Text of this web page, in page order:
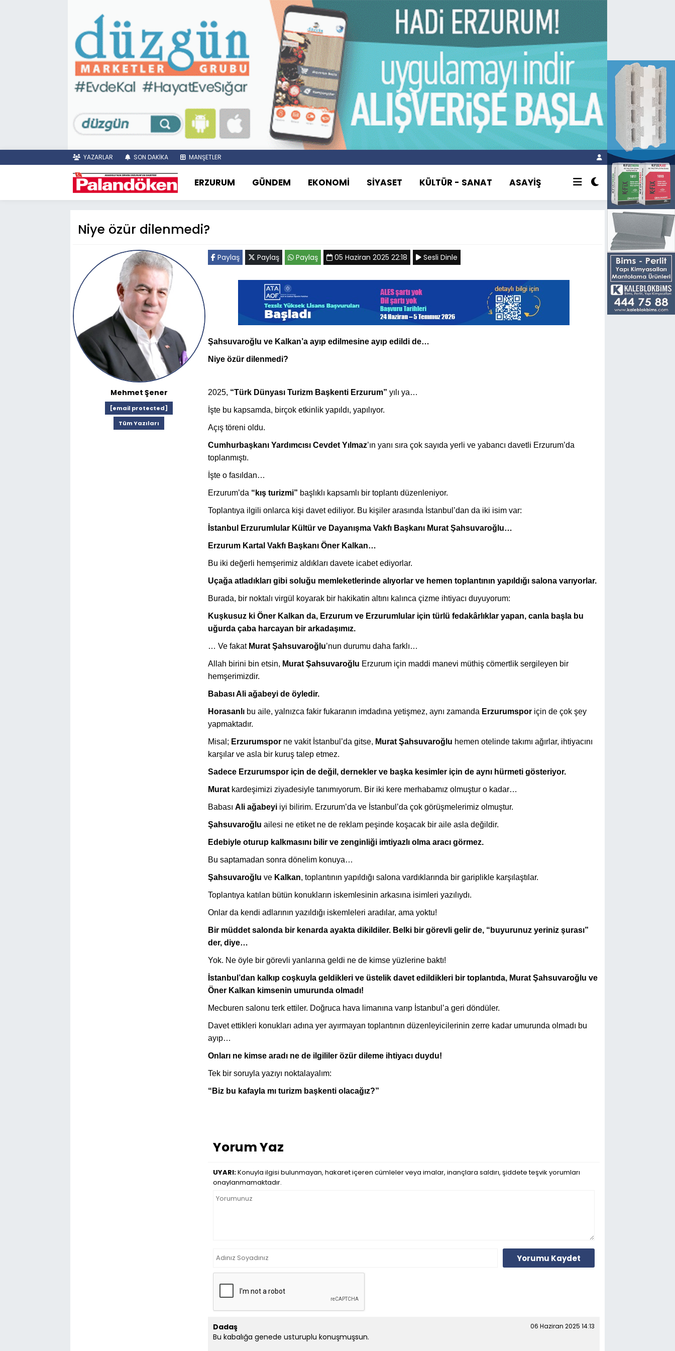
YAZARLAR SON DAKİKA MANŞETLER
ERZURUM GÜNDEM EKONOMİ SİYASET KÜLTÜR - SANAT ASAYİŞ
Niye özür dilenmedi?
Mehmet Şener
[email protected]
Tüm Yazıları
Paylaş Paylaş Paylaş 05 Haziran 2025 22:18 Sesli Dinle
Şahsuvaroğlu ve Kalkan’a ayıp edilmesine ayıp edildi de…
Niye özür dilenmedi?
2025, “Türk Dünyası Turizm Başkenti Erzurum” yılı ya…
İşte bu kapsamda, birçok etkinlik yapıldı, yapılıyor.
Açış töreni oldu.
Cumhurbaşkanı Yardımcısı Cevdet Yılmaz’ın yanı sıra çok sayıda yerli ve yabancı davetli Erzurum’da
toplanmıştı.
İşte o fasıldan…
Erzurum’da “kış turizmi” başlıklı kapsamlı bir toplantı düzenleniyor.
Toplantıya ilgili onlarca kişi davet ediliyor. Bu kişiler arasında İstanbul’dan da iki isim var:
İstanbul Erzurumlular Kültür ve Dayanışma Vakfı Başkanı Murat Şahsuvaroğlu…
Erzurum Kartal Vakfı Başkanı Öner Kalkan…
Bu iki değerli hemşerimiz aldıkları davete icabet ediyorlar.
Uçağa atladıkları gibi soluğu memleketlerinde alıyorlar ve hemen toplantının yapıldığı salona varıyorlar.
Burada, bir noktalı virgül koyarak bir hakikatin altını kalınca çizme ihtiyacı duyuyorum:
Kuşkusuz ki Öner Kalkan da, Erzurum ve Erzurumlular için türlü fedakârlıklar yapan, canla başla bu
uğurda çaba harcayan bir arkadaşımız.
… Ve fakat Murat Şahsuvaroğlu’nun durumu daha farklı…
Allah birini bin etsin, Murat Şahsuvaroğlu Erzurum için maddi manevi müthiş cömertlik sergileyen bir
hemşerimizdir.
Babası Ali ağabeyi de öyledir.
Horasanlıbu aile, yalnızca fakir fukaranın imdadına yetişmez, aynı zamanda Erzurumspor için de çok şey
yapmaktadır.
Misal; Erzurumspor ne vakit İstanbul’da gitse, Murat Şahsuvaroğlu hemen otelinde takımı ağırlar, ihtiyacını
karşılar ve asla bir kuruş talep etmez.
Sadece Erzurumspor için de değil, dernekler ve başka kesimler için de aynı hürmeti gösteriyor.
Murat kardeşimizi ziyadesiyle tanımıyorum. Bir iki kere merhabamız olmuştur o kadar…
Babası Ali ağabeyiiyi bilirim. Erzurum’da ve İstanbul’da çok görüşmelerimiz olmuştur.
Şahsuvaroğlu ailesi ne etiket ne de reklam peşinde koşacak bir aile asla değildir.
Edebiyle oturup kalkmasını bilir ve zenginliği imtiyazlı olma aracı görmez.
Bu saptamadan sonra dönelim konuya…
Şahsuvaroğlu ve Kalkan, toplantının yapıldığı salona vardıklarında bir gariplikle karşılaştılar.
Toplantıya katılan bütün konukların iskemlesinin arkasına isimleri yazılıydı.
Onlar da kendi adlarının yazıldığı iskemleleri aradılar, ama yoktu!
Bir müddet salonda bir kenarda ayakta dikildiler. Belki bir görevli gelir de, “buyurunuz yeriniz şurası”
der, diye…
Yok. Ne öyle bir görevli yanlarına geldi ne de kimse yüzlerine baktı!
İstanbul’dan kalkıp coşkuyla geldikleri ve üstelik davet edildikleri bir toplantıda, Murat Şahsuvaroğlu ve
Öner Kalkan kimsenin umurunda olmadı!
Mecburen salonu terk ettiler. Doğruca hava limanına varıp İstanbul’a geri döndüler.
Davet ettikleri konukları adına yer ayırmayan toplantının düzenleyicilerinin zerre kadar umurunda olmadı bu
ayıp…
Onları ne kimse aradı ne de ilgililer özür dileme ihtiyacı duydu!
Tek bir soruyla yazıyı noktalayalım:
“Biz bu kafayla mı turizm başkenti olacağız?”
Yorum Yaz
UYARI:Konuyla ilgisi bulunmayan, hakaret içeren cümleler veya imalar, inançlara saldırı, şiddete teşvik yorumları
onaylanmamaktadır.
Yorumu Kaydet
Dadaş 06 Haziran 2025 14:13
Bu kabalığa genede usturuplu konuşmuşsun.